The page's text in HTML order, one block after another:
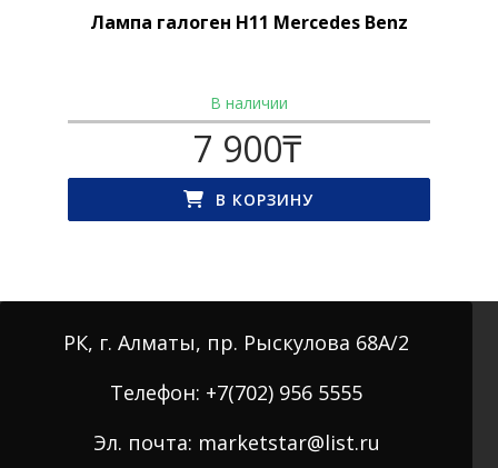
Лампа галоген H11 Mercedes Benz
В наличии
7 900₸
В КОРЗИНУ
РК, г. Алматы, пр. Рыскулова 68А/2
Телефон: +7(702) 956 5555
Эл. почта: marketstar@list.ru